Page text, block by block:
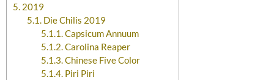
5. 2019
5.1.Die Chilis 2019
5.1.1.Capsicum Annuum
5.1.2.Carolina Reaper
5.1.3.Chinese Five Color
5.1.4.Piri Piri